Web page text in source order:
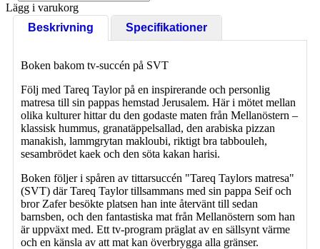
Lägg i varukorg
Beskrivning
Specifikationer
Boken bakom tv-succén på SVT
Följ med Tareq Taylor på en inspirerande och personlig
matresa till sin pappas hemstad Jerusalem. Här i mötet mellan
olika kulturer hittar du den godaste maten från Mellanöstern –
klassisk hummus, granatäppelsallad, den arabiska pizzan
manakish, lammgrytan makloubi, riktigt bra tabbouleh,
sesambrödet kaek och den söta kakan harisi.
Boken följer i spåren av tittarsuccén "Tareq Taylors matresa"
(SVT) där Tareq Taylor tillsammans med sin pappa Seif och
bror Zafer besökte platsen han inte återvänt till sedan
barnsben, och den fantastiska mat från Mellanöstern som han
är uppväxt med. Ett tv-program präglat av en sällsynt värme
och en känsla av att mat kan överbrygga alla gränser.